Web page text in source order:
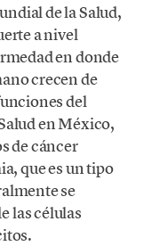
de la Salud,
a nivel
en donde
crecen de
del
en México,
de cáncer
que es un tipo
se
las células